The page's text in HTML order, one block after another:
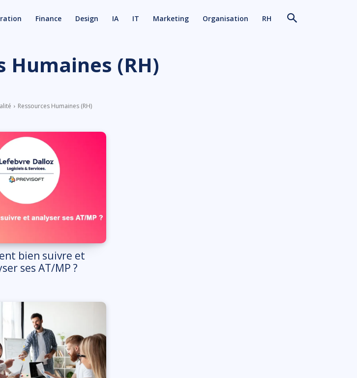
Finance Design IA IT Marketing Organisation RH
Humaines (RH)
Ressources Humaines (RH)
bien suivre et
ses AT/MP ?